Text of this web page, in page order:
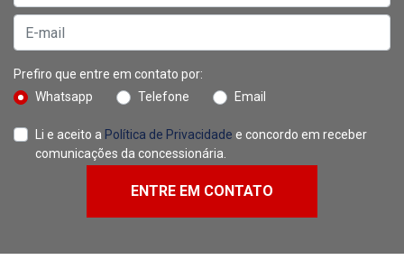
Prefiro que entre em contato por:
Whatsapp
Telefone Email
Li e aceito a Política de Privacidade e concordo em receber
comunicações da concessionária.
ENTRE EM CONTATO